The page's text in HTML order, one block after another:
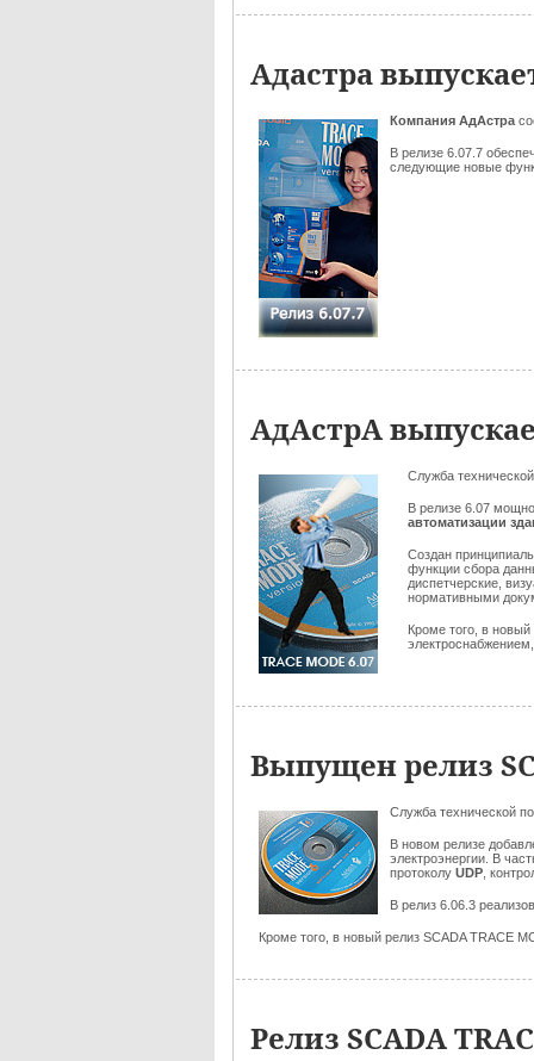
Адастра
Компания АдАстра
В релизе 6.07.7
следующие новые
АдАстрА
Служба
В релизе 6.07
автоматизации
Создан
функции сбора
диспетчерские,
нормативными
Кроме того, в
Выпущен релиз
Служба технической
В новом релизе
электроэнергии. В
протоколу UDP ,
В релиз 6.06.3
Кроме того, в новый релиз SCADA TRACE
Релиз SCADA